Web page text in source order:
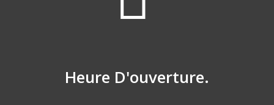
Heure D'ouverture.